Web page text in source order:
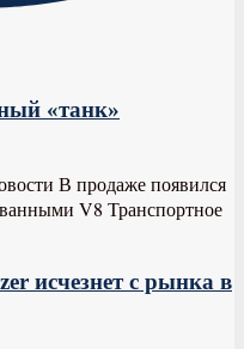
«танк»
В продаже появился
V8 Транспортное
исчезнет с рынка в